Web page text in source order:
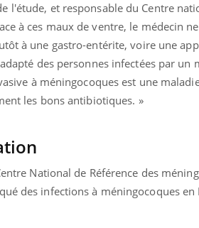
l'étude, et responsable du Centre
à ces maux de ventre, le médecin
à une gastro-entérite, voire une
des personnes infectées par un
à méningocoques est une
les bons antibiotiques. »
National de Référence des
des infections à méningocoques en